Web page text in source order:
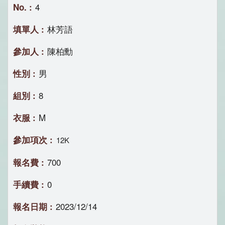
4
林芳語
陳柏勳
男
8
M
12K
700
0
2023/12/14